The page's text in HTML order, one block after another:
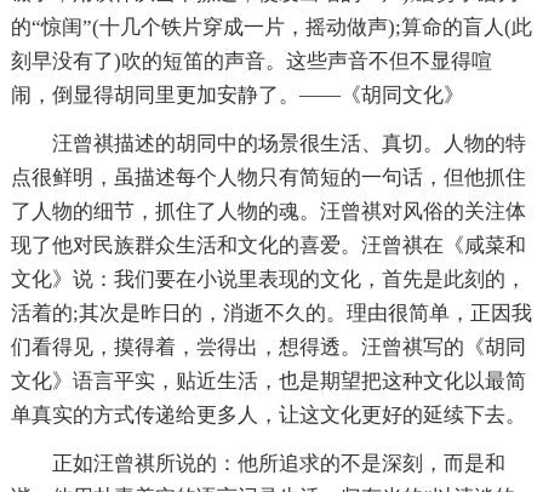
的“惊闺”(十几个铁片穿成一片，摇动做声);算命的盲人(此
刻早没有了)吹的短笛的声音。这些声音不但不显得喧
闹，倒显得胡同里更加安静了。——《胡同文化》
汪曾祺描述的胡同中的场景很生活、真切。人物的特
点很鲜明，虽描述每个人物只有简短的一句话，但他抓住
了人物的细节，抓住了人物的魂。汪曾祺对风俗的关注体
现了他对民族群众生活和文化的喜爱。汪曾祺在《咸菜和
文化》说：我们要在小说里表现的文化，首先是此刻的，
活着的;其次是昨日的，消逝不久的。理由很简单，正因我
们看得见，摸得着，尝得出，想得透。汪曾祺写的《胡同
文化》语言平实，贴近生活，也是期望把这种文化以最简
单真实的方式传递给更多人，让这文化更好的延续下去。
正如汪曾祺所说的：他所追求的不是深刻，而是和